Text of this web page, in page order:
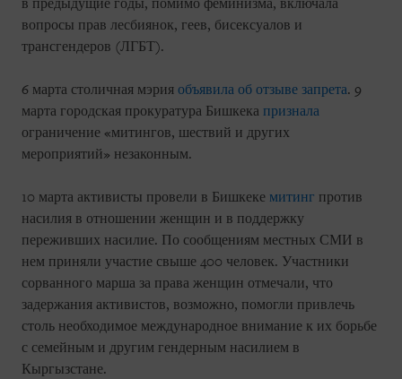
в предыдущие годы, помимо феминизма, включала
вопросы прав лесбиянок, геев, бисексуалов и
трансгендеров (ЛГБТ).
6 марта столичная мэрия объявила об отзыве запрета. 9
марта городская прокуратура Бишкека признала
ограничение «митингов, шествий и других
мероприятий» незаконным.
10 марта активисты провели в Бишкеке митинг против
насилия в отношении женщин и в поддержку
переживших насилие. По сообщениям местных СМИ в
нем приняли участие свыше 400 человек. Участники
сорванного марша за права женщин отмечали, что
задержания активистов, возможно, помогли привлечь
столь необходимое международное внимание к их борьбе
с семейным и другим гендерным насилием в
Кыргызстане.